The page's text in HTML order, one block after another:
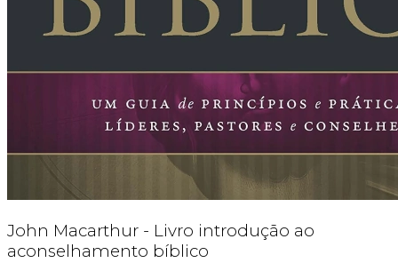
John Macarthur - Livro introdução ao
aconselhamento bíblico